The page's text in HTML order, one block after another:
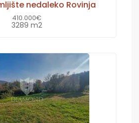
nedaleko Rovinja
410.000€
3289 m2